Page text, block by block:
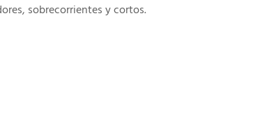
sobrecorrientes y cortos.